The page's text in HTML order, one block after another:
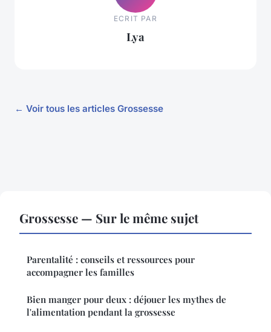
ECRIT PAR
Lya
← Voir tous les articles Grossesse
Grossesse — Sur le même sujet
Parentalité : conseils et ressources pour
accompagner les familles
Bien manger pour deux : déjouer les mythes de
l'alimentation pendant la grossesse